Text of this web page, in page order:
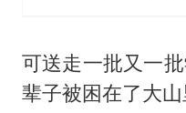
可送走一批又一
辈子被困在了大山